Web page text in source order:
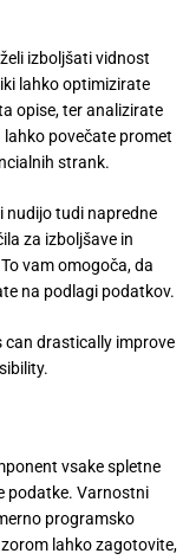
izboljšati vidnost
lahko optimizirate
opise, ter analizirate
lahko povečate promet
strank.
nudijo tudi napredne
za izboljšave in
vam omogoča, da
na podlagi podatkov.
can drastically improve
vsake spletne
podatke. Varnostni
programsko
lahko zagotovite,